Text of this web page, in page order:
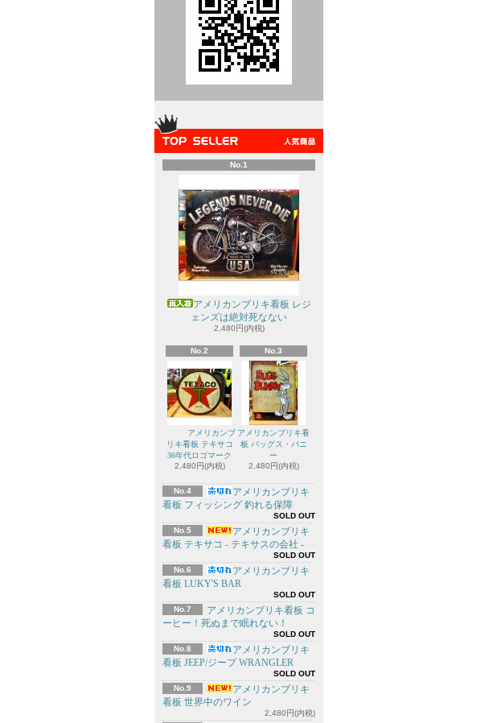
No.1
アメリカンブリキ看板 レジ
ェンズは絶対死なない
2,480円(内税)
No.2
アメリカンブ
リキ看板 テキサコ
36年代ロゴマーク
2,480円(内税)
No.3
アメリカンブリキ看
板 バッグス・バニ
ー
2,480円(内税)
No.4
アメリカンブリキ
看板 フィッシング 釣れる保障
SOLD OUT
No.5
アメリカンブリキ
看板 テキサコ - テキサスの会社 -
SOLD OUT
No.6
アメリカンブリキ
看板 LUKY'S BAR
SOLD OUT
No.7
アメリカンブリキ看板 コ
ーヒー！死ぬまで眠れない！
SOLD OUT
No.8
アメリカンブリキ
看板 JEEP/ジープ WRANGLER
SOLD OUT
No.9
アメリカンブリキ
看板 世界中のワイン
2,480円(内税)